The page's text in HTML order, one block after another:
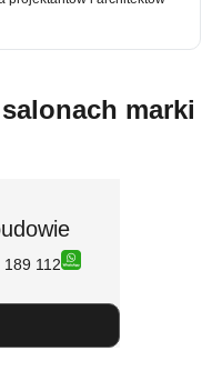
marki
112